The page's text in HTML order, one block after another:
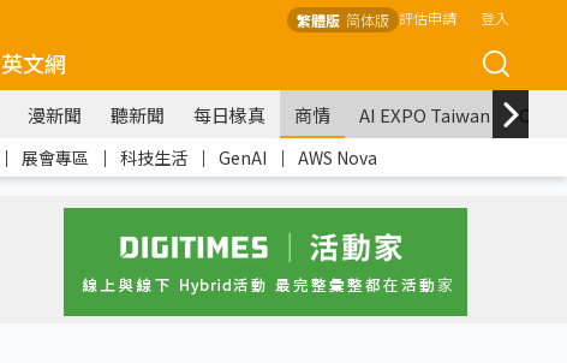
繁體版 简体版 評估申請 登入
英文網
漫新聞 聽新聞 每日椽真 商情 AI EXPO Taiwan
｜ 展會專區 ｜ 科技生活 ｜ GenAI ｜ AWS Nova